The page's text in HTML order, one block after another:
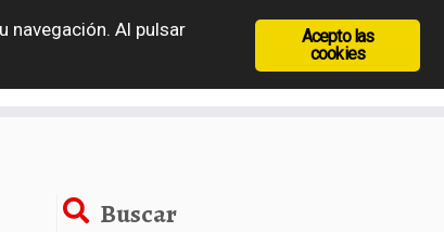
Rep. Checa Hungría
Rumanía
Buscar
Acepto las
cookies
navegación. Al pulsar